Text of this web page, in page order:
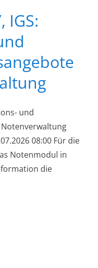
IGS:
und
08:00 Für die
Notenmodul in
die